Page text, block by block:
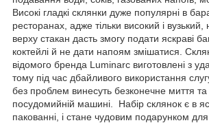
Високі гладкі склянки дуже популярні в
ресторанах, адже тільки високий і
верху стакан дасть змогу подати яскраві
коктейлі й не дати напоям змішатися.
відомого бренда Luminarc виготовлені з
тому під час дбайливого використання
без проблем винесуть безконечне миття та
посудомийній машині. Набір склянок є в
пакованні, і стане чудовим подарунком